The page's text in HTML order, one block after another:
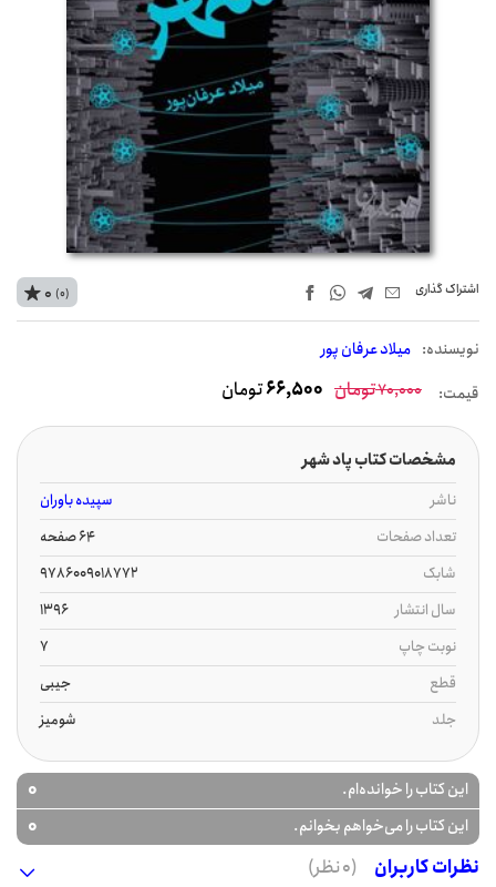
اشتراک‌ گذاری
نويسنده: میلاد عرفان پور
0 (0)
قیمت: 70,000تومان 66,500تومان
مشخصات کتاب پاد شهر
ناشر
سپیده باوران
تعداد صفحات
64 صفحه
شابک
9786009018772
سال انتشار
1396
نوبت چاپ
7
قطع
جیبی
جلد
شومیز
این کتاب را خوانده‌ام. 0
این کتاب را می‌خواهم بخوانم.
0
نظرات کاربران
(0 نظر)